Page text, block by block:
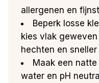
allergenen en
Beperk losse
kies vlak
hechten en
Maak een
water en pH